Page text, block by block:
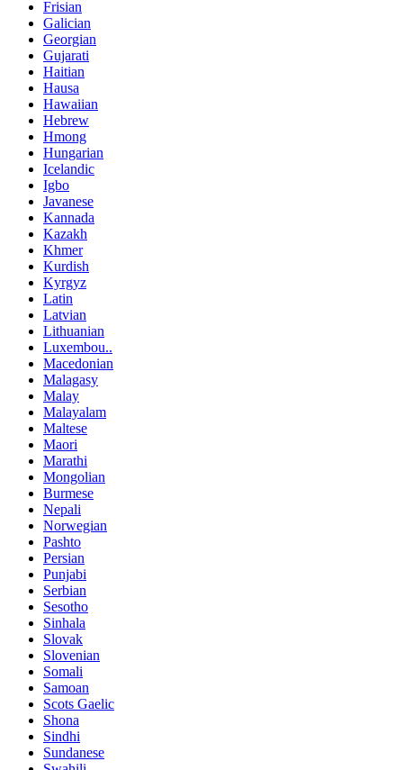
Frisian
Galician
Georgian
Gujarati
Haitian
Hausa
Hawaiian
Hebrew
Hmong
Hungarian
Icelandic
Igbo
Javanese
Kannada
Kazakh
Khmer
Kurdish
Kyrgyz
Latin
Latvian
Lithuanian
Luxembou..
Macedonian
Malagasy
Malay
Malayalam
Maltese
Maori
Marathi
Mongolian
Burmese
Nepali
Norwegian
Pashto
Persian
Punjabi
Serbian
Sesotho
Sinhala
Slovak
Slovenian
Somali
Samoan
Scots Gaelic
Shona
Sindhi
Sundanese